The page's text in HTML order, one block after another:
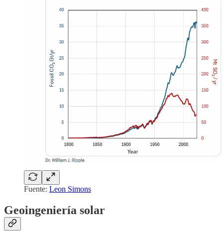
Fuente: Leon Simons
Geoingeniería solar